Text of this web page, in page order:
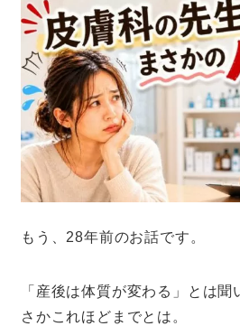
もう、28年前のお話です。
「産後は体質が変わる」とは聞
さかこれほどまでとは。